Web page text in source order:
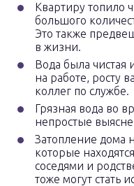
Квартиру топило
большого
Это также
в жизни.
Вода была чистая
на работе, росту
коллег по службе.
Грязная вода во
непростые
Затопление дома
которые
соседями и
тоже могут стать